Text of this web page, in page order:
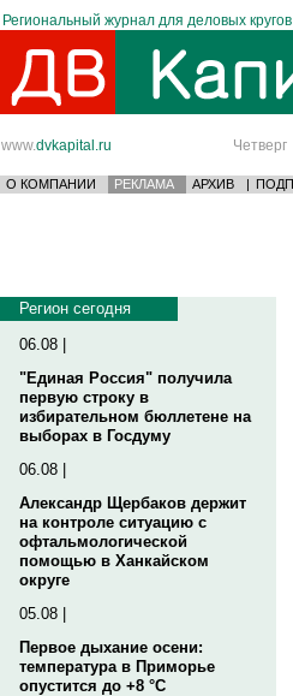
Региональный журнал для деловых
www.dvkapital.ru Четверг
О КОМПАНИИ РЕКЛАМА АРХИВ |
Регион сегодня
06.08 |
"Единая Россия" получила
первую строку в
избирательном бюллетене на
выборах в Госдуму
06.08 |
Александр Щербаков держит
на контроле ситуацию с
офтальмологической
помощью в Ханкайском
округе
05.08 |
Первое дыхание осени:
температура в Приморье
опустится до +8 °C